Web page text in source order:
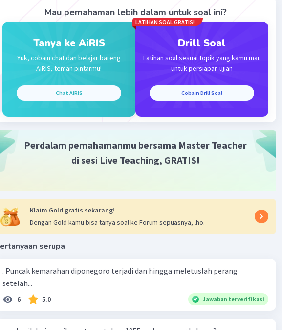
jawabannya adalah B.
candi Prambanan merupakan candi peninggalan bercorak Hindu.
Beri Rating · 0.0 0
Mau pemahaman lebih dalam untuk soal ini?
Tanya ke AiRIS
Yuk, cobain chat dan belajar bareng
AiRIS, teman pintarmu!
Chat AiRIS
LATIHAN SOAL GRATIS!
Drill Soal
Latihan soal sesuai topik yang kamu mau
untuk persiapan ujian
Cobain Drill Soal
Perdalam pemahamanmu bersama Master Teacher
di sesi Live Teaching, GRATIS!
Klaim Gold gratis sekarang!
Dengan Gold kamu bisa tanya soal ke Forum sepuasnya, lho.
serupa
. Puncak kemarahan diponegoro terjadi dan hingga meletuslah perang
setelah...
6 5.0 Jawaban terverifikasi